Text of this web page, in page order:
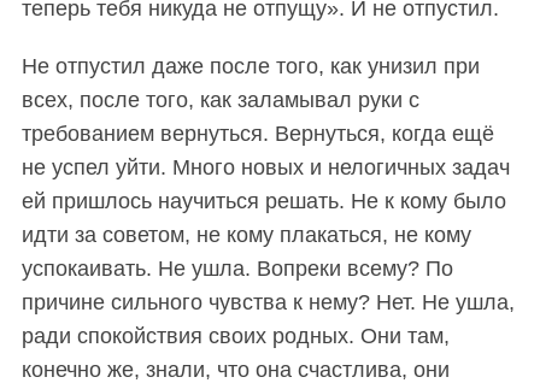
теперь тебя никуда не отпущу». И не отпустил.
Не отпустил даже после того, как унизил при
всех, после того, как заламывал руки с
требованием вернуться. Вернуться, когда ещё
не успел уйти. Много новых и нелогичных задач
ей пришлось научиться решать. Не к кому было
идти за советом, не кому плакаться, не кому
успокаивать. Не ушла. Вопреки всему? По
причине сильного чувства к нему? Нет. Не ушла,
ради спокойствия своих родных. Они там,
конечно же, знали, что она счастлива, они